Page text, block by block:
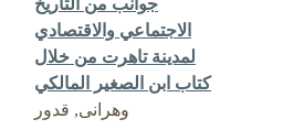
جوانب من التاريخ
الاجتماعي والاقتصادي
لمدينة تاهرت من خلال
كتاب ابن الصغير المالكي
وهرانى, قدور